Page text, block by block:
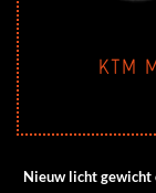
KTM
Nieuw licht gewicht